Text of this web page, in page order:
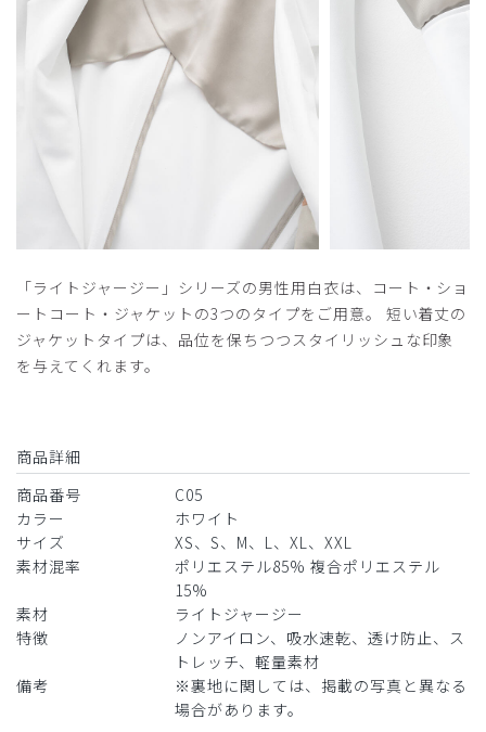
​1 ​3 ​4
「ライトジャージー」シリーズの男性用白衣は、コート・ショ
ートコート・ジャケットの3つのタイプをご用意。 短い着丈の
ジャケットタイプは、品位を保ちつつスタイリッシュな印象
を与えてくれます。
商品詳細
商品番号
C05
カラー
ホワイト
サイズ
XS、S、M、L、XL、XXL
素材混率
ポリエステル85% 複合ポリエステル
15%
素材
ライトジャージー
特徴
ノンアイロン、吸水速乾、透け防止、ス
トレッチ、軽量素材
備考
※裏地に関しては、掲載の写真と異なる
場合があります。